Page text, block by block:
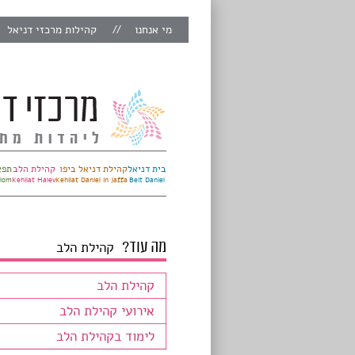
מי אנחנו קהילות מרכזי דניאל
בית דניאל
Beit Daniel
קהילת דניאל ביפו
Kehilat Daniel in Jaffa
קהילת הלב
Kehilat Halev
מה עוד? קהילת הלב
קהילת הלב
אירועי קהילת הלב
לימוד בקהילת הלב